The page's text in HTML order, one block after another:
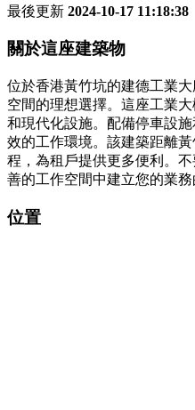
最後更新 2024-10-17 11:18:38
關於這座建築物
位於香港黃竹坑的建德工業
空間的理想選擇。這座工業
和現代化設施。配備停車設
效的工作環境。該建築距離
程，為租戶提供更多便利。
善的工作空間中建立您的業務
位置